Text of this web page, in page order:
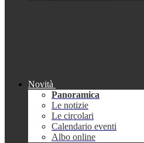
Novità
Panoramica
Le notizie
Le circolari
Calendario eventi
Albo online